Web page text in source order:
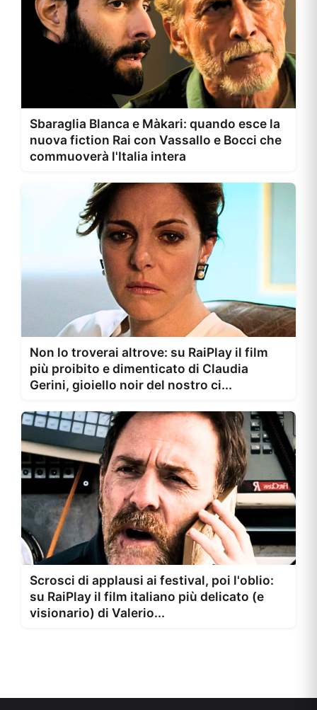
Sbaraglia Blanca e Màkari: quando esce la
nuova fiction Rai con Vassallo e Bocci che
commuoverà l'Italia intera
Non lo troverai altrove: su RaiPlay il film
più proibito e dimenticato di Claudia
Gerini, gioiello noir del nostro ci...
Scrosci di applausi ai festival, poi l'oblio:
su RaiPlay il film italiano più delicato (e
visionario) di Valerio...